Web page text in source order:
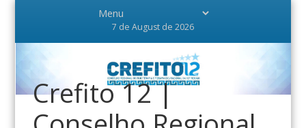
7 de August de 2026
Crefito 12 |